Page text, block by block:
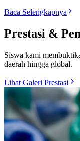
Baca Selengkapnya
Prestasi &
Siswa kami
daerah hingga global.
Lihat Galeri Prestasi